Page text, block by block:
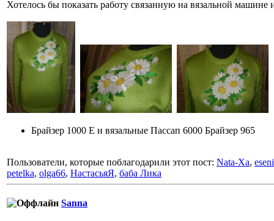
Хотелось бы показать работу связанную на вязальной
Брайзер 1000 Е и вязальные Пассап 6000 Брайзер 965
Пользователи, которые поблагодарили этот пост: Nata-Xa,
petelka, olga66, НастасьяЯ, баба Лика
Sanna